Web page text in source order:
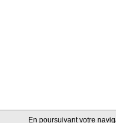
En poursuivant votre